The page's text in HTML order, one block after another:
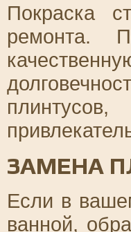
Покраска
ремонта.
ЗАМЕНА
Если в
ванной,